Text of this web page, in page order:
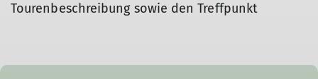
Tourenbeschreibung sowie den Treffpunkt